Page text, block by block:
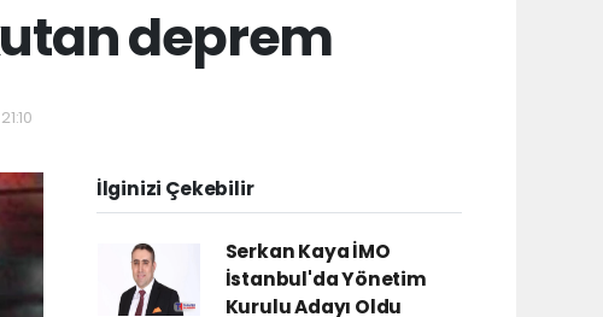
deprem
İlginizi Çekebilir
Serkan Kaya İMO
İstanbul'da Yönetim
Kurulu Adayı Oldu